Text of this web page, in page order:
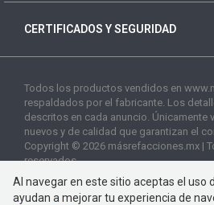
CERTIFICADOS Y SEGURIDAD
Todos los productos vendidos en
respaldados por el fabricante. Los
descritos en cada anuncio. Únicamente
nuevos y de calidad que garantizan el
Copyright © 2026 másrefacciones.mx |
reservados
Al navegar en este sitio aceptas el uso
ayudan a mejorar tu experiencia de